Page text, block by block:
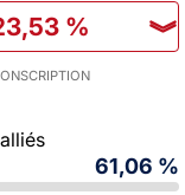
% ︾
61,06 %